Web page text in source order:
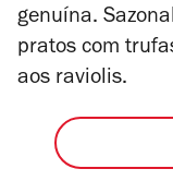
genuína.
pratos com
aos raviolis.